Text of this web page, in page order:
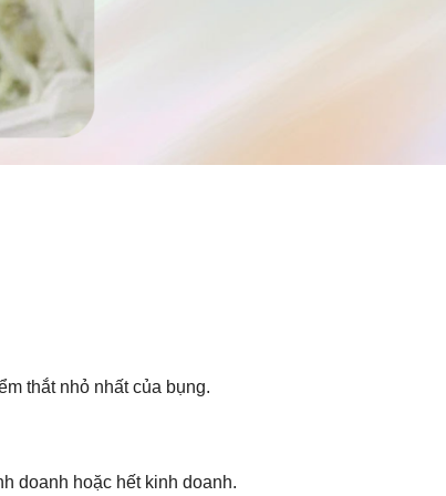
thắt nhỏ nhất của bụng.
doanh hoặc hết kinh doanh.